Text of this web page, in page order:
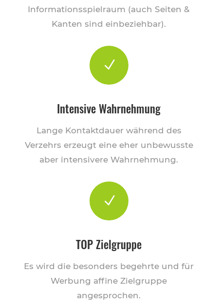
Informationsspielraum (auch Seiten &
Kanten sind einbeziehbar).
N
Intensive Wahrnehmung
Lange Kontaktdauer während des
Verzehrs erzeugt eine eher unbewusste
aber intensivere Wahrnehmung.
N
TOP Zielgruppe
Es wird die besonders begehrte und für
Werbung affine Zielgruppe
angesprochen.